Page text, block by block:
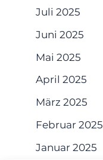
Juli 2025
Juni 2025
Mai 2025
April 2025
März 2025
Februar 2025
Januar 2025